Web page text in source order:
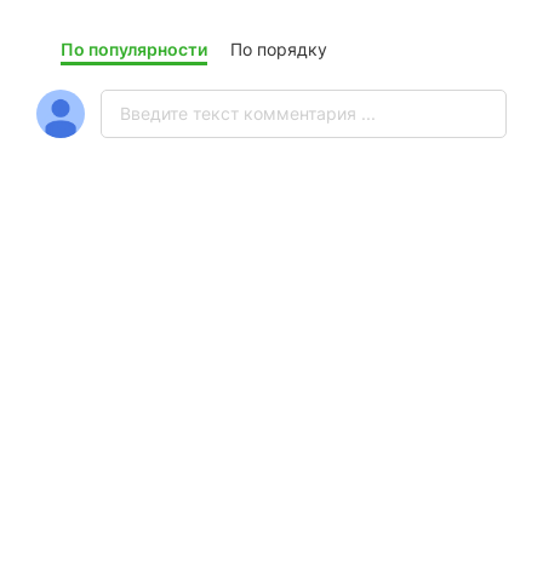
По популярности По порядку